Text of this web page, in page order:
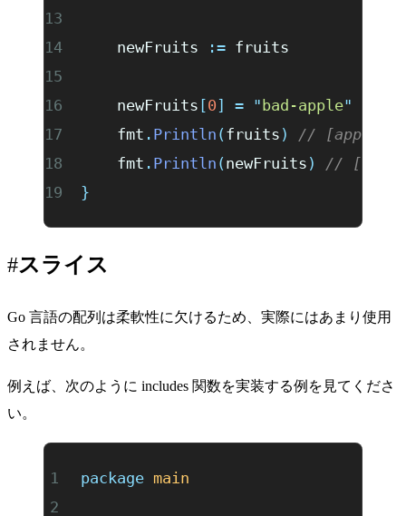
	newFruits
:= fruits
	newFruits
[0] = " bad-apple"
	fmt
. Println (fruits )
// [apple
	fmt
. Println (newFruits )
// [bad-
}
スライス
Go 言語の配列は柔軟性に欠けるため、実際にはあまり使用
されません。
例えば、次のように includes 関数を実装する例を見てくださ
い。
package main